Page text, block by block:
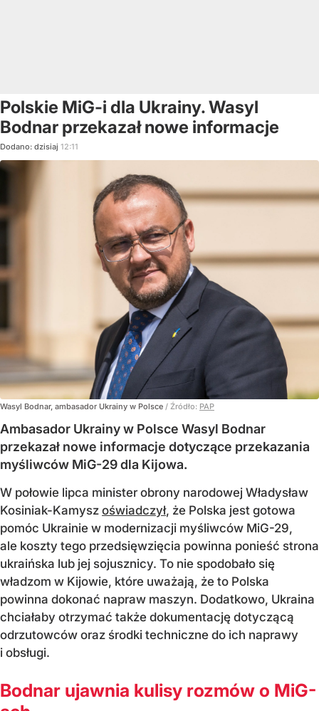
Polskie MiG-i dla Ukrainy. Wasyl
Bodnar przekazał nowe informacje
Dodano: dzisiaj 12:11
Wasyl Bodnar, ambasador Ukrainy w Polsce / Źródło: PAP
Ambasador Ukrainy w Polsce Wasyl Bodnar
przekazał nowe informacje dotyczące przekazania
myśliwców MiG-29 dla Kijowa.
W połowie lipca minister obrony narodowej Władysław
Kosiniak-Kamysz oświadczył, że Polska jest gotowa
pomóc Ukrainie w modernizacji myśliwców MiG-29,
ale koszty tego przedsięwzięcia powinna ponieść strona
ukraińska lub jej sojusznicy. To nie spodobało się
władzom w Kijowie, które uważają, że to Polska
powinna dokonać napraw maszyn. Dodatkowo, Ukraina
chciałaby otrzymać także dokumentację dotyczącą
odrzutowców oraz środki techniczne do ich naprawy
i obsługi.
Bodnar ujawnia kulisy rozmów o MiG-